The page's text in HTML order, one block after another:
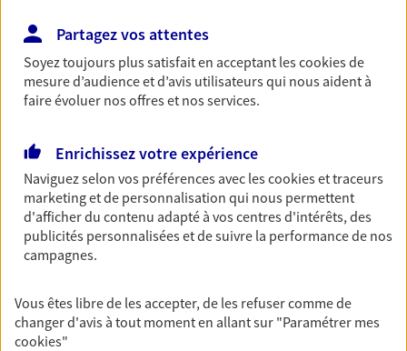
Stephanie Visconti
Conseiller AXA Epargne et Protection
57510 Puttelange Aux Lacs
06 81 61 72 51
NOUS CONTACTER
VOIR NOTRE SITE WEB
Partagez vos attentes
Soyez toujours plus satisfait en acceptant lescookiesde
mesure d’audience et d’avis utilisateurs qui nous aident à
faire évoluer nos offres et nos services.
Enrichissez votre expérience
Naviguez selon vos préférences avec lescookies et traceurs
marketing et de personnalisation qui nous permettent
d'afficher du contenu adapté à vos centres d'intérêts, des
publicités personnalisées et de suivre la performance de nos
campagnes.
Vous êtes libre de les accepter, de les refuser comme de
changer d'avis à tout moment en allant sur "Paramétrer mes
cookies"